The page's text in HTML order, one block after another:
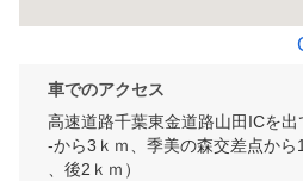
車でのアクセス
高速道路千葉東金道路山田ICを
-から3ｋｍ、季美の森交差点か
、後2ｋｍ）